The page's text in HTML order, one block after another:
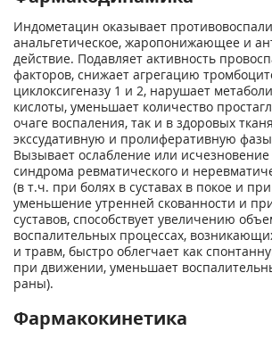
Индометацин оказывает
анальгетическое, жаропо­нижающее и
действие. Подавляет активность
факторов, снижает агрегацию
циклоксигеназу 1 и 2, нарушает
кислоты, уменьшает количество
очаге воспаления, так и в здоровых
экссу­дативную и пролиферативную
Вызывает ослабление или ис­чезновение
синдрома ревматического и
(в т.ч. при болях в суставах в покое и
уменьшение утренней скованности и
суставов, способствует увеличению
воспалительных процессах,
и травм, быстро облег­чает как
при движении, уменьшает
раны).
Фармакокинетика